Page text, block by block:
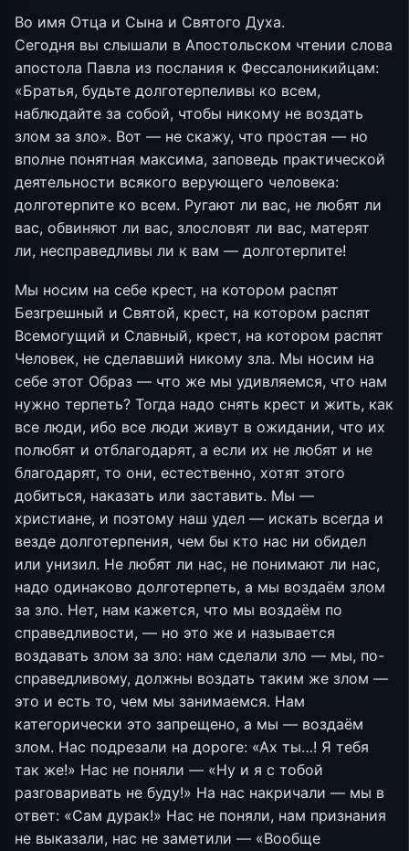
Во имя Отца и Сына и Святого Духа.
Сегодня вы слышали в Апостольском чтении слова
апостола Павла из послания к Фессалоникийцам:
«Братья, будьте долготерпеливы ко всем,
наблюдайте за собой, чтобы никому не воздать
злом за зло». Вот — не скажу, что простая — но
вполне понятная максима, заповедь практической
деятельности всякого верующего человека:
долготерпите ко всем. Ругают ли вас, не любят ли
вас, обвиняют ли вас, злословят ли вас, матерят
ли, несправедливы ли к вам — долготерпите!
Мы носим на себе крест, на котором распят
Безгрешный и Святой, крест, на котором распят
Всемогущий и Славный, крест, на котором распят
Человек, не сделавший никому зла. Мы носим на
себе этот Образ — что же мы удивляемся, что нам
нужно терпеть? Тогда надо снять крест и жить, как
все люди, ибо все люди живут в ожидании, что их
полюбят и отблагодарят, а если их не любят и не
благодарят, то они, естественно, хотят этого
добиться, наказать или заставить. Мы —
христиане, и поэтому наш удел — искать всегда и
везде долготерпения, чем бы кто нас ни обидел
или унизил. Не любят ли нас, не понимают ли нас,
надо одинаково долготерпеть, а мы воздаём злом
за зло. Нет, нам кажется, что мы воздаём по
справедливости, — но это же и называется
воздавать злом за зло: нам сделали зло — мы, по-
справедливому, должны воздать таким же злом —
это и есть то, чем мы занимаемся. Нам
категорически это запрещено, а мы — воздаём
злом. Нас подрезали на дороге: «Ах ты…! Я тебя
так же!» Нас не поняли — «Ну и я с тобой
разговаривать не буду!» На нас накричали — мы в
ответ: «Сам дурак!» Нас не поняли, нам признания
не выказали, нас не заметили — «Вообще